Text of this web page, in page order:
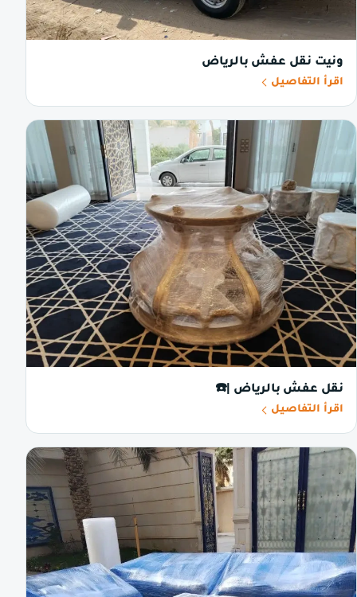
ونيت نقل عفش بالرياض
اقرأ التفاصيل
نقل عفش بالرياض |☎️
اقرأ التفاصيل